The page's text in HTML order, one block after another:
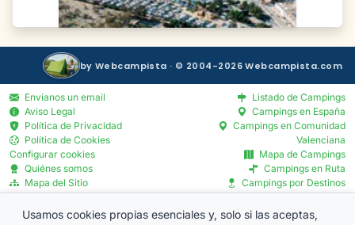
by Webcampista · © 2004-2026 Webcampista.com
Envíanos un email
Aviso Legal
Política de Privacidad
Política de Cookies
Configurar cookies
Quiénes somos
Mapa del Sitio
Blog
Menú Profesionales
Listado de Campings
Campings en España
Campings en Comunidad
Valenciana
Mapa de Campings
Campings en Ruta
Campings por Destinos
Servicios por Provincia
Usamos cookies propias esenciales y, solo si las aceptas,